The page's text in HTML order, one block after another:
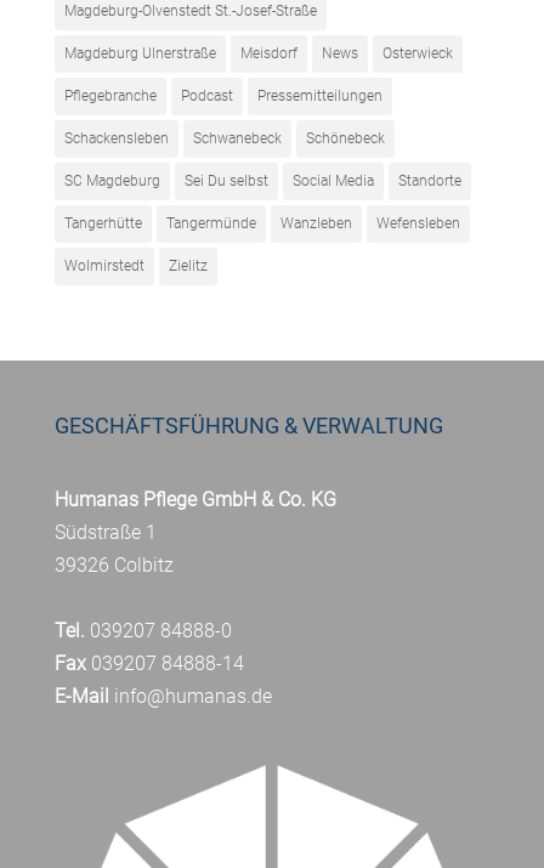
Magdeburg-Olvenstedt St.-Josef-Straße
Magdeburg Ulnerstraße Meisdorf News Osterwieck
Pflegebranche Podcast Pressemitteilungen
Schackensleben Schwanebeck Schönebeck
SC Magdeburg Sei Du selbst Social Media Standorte
Tangerhütte Tangermünde Wanzleben Wefensleben
Wolmirstedt Zielitz
GESCHÄFTSFÜHRUNG & VERWALTUNG
Humanas Pflege GmbH & Co. KG
Südstraße 1
39326 Colbitz
Tel. 039207 84888-0
Fax039207 84888-14
E-Mail info@humanas.de